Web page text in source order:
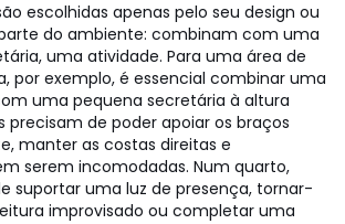
escolhidas apenas pelo seu design ou
do ambiente: combinam com uma
uma atividade. Para uma área de
por exemplo, é essencial combinar uma
uma pequena secretária à altura
precisam de poder apoiar os braços
manter as costas direitas e
serem incomodadas. Num quarto,
suportar uma luz de presença, tornar-
improvisado ou completar uma